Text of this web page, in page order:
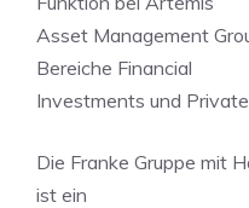
Asset Management
Bereiche Financial
Investments und
Die Franke Gruppe mit
ist ein